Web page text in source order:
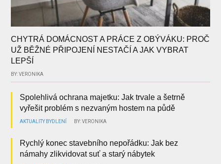
CHYTRÁ DOMÁCNOST A PRÁCE Z OBÝVÁKU: PROČ
UŽ BĚŽNÉ PŘIPOJENÍ NESTAČÍ A JAK VYBRAT
LEPŠÍ
BY: VERONIKA
Spolehlivá ochrana majetku: Jak trvale a šetrně
vyřešit problém s nezvaným hostem na půdě
AKTUALITY BYDLENÍ BY: VERONIKA
Rychlý konec stavebního nepořádku: Jak bez
námahy zlikvidovat suť a starý nábytek